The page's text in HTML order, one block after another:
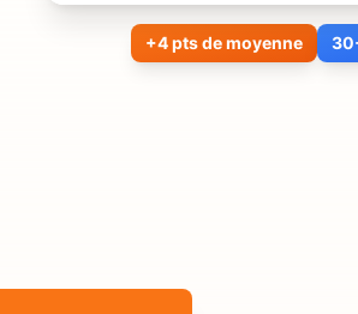
+4 pts de moyenne